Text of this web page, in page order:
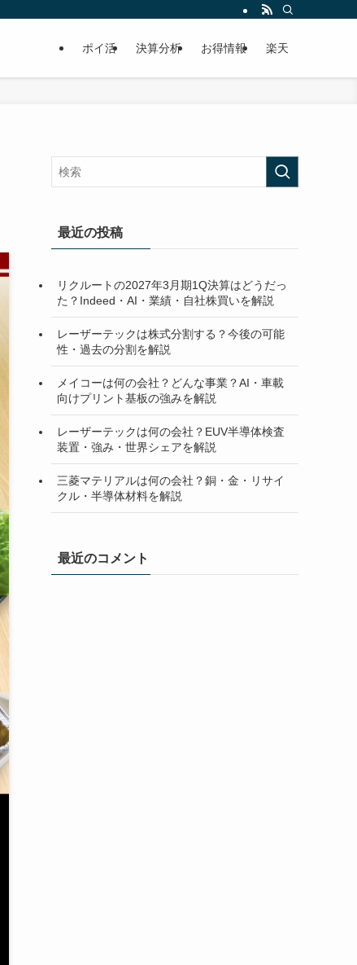
ポイ活 決算分析 お得情報 楽天
最近の投稿
リクルートの2027年3月期1Q決算はどうだっ
た？Indeed・AI・業績・自社株買いを解説
レーザーテックは株式分割する？今後の可能
性・過去の分割を解説
メイコーは何の会社？どんな事業？AI・車載
向けプリント基板の強みを解説
レーザーテックは何の会社？EUV半導体検査
装置・強み・世界シェアを解説
三菱マテリアルは何の会社？銅・金・リサイ
クル・半導体材料を解説
最近のコメント